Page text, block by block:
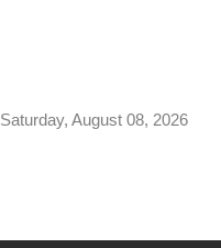
Saturday, August 08, 2026